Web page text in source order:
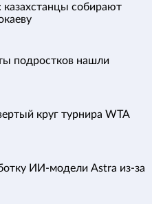
собирают
подростков нашли
круг турнира WTA
ИИ-модели Astra из-за